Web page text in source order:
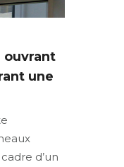
ouvrant
une
d’un